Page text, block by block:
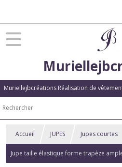
Muriellejbcréations Réalisation de
Accueil JUPES Jupes courtes
Jupe taille élastique forme trapèze